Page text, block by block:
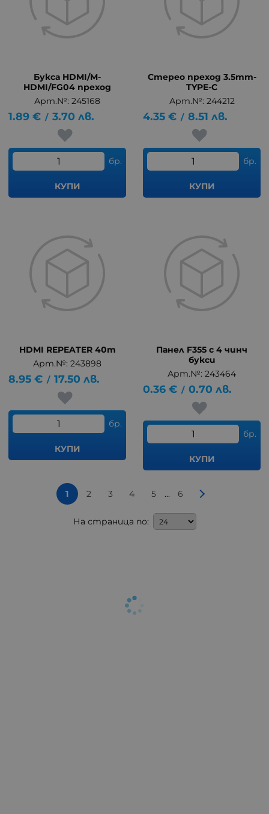
Букса HDMI/M-
HDMI/FG04 преход
Арт.№: 245168
1.89 € / 3.70 лв.
бр.
КУПИ
Стерео преход 3.5mm-
TYPE-C
Арт.№: 244212
4.35 € / 8.51 лв.
бр.
КУПИ
HDMI REPEATER 40m
Арт.№: 243898
8.95 € / 17.50 лв.
бр.
КУПИ
Панел F355 с 4 чинч
букси
Арт.№: 243464
0.36 € / 0.70 лв.
бр.
КУПИ
1 2 3 4 5 ... 6
На страница по: